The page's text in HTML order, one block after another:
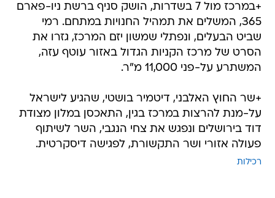
+במרכז מול 7 בשדרות, הושק סניף ברשת ניו-פארם
365, המשלים את תמהיל החנויות במתחם. רמי
שביט הבעלים, ונפתלי שמשון יזם המרכז, גזרו את
הסרט של מרכז הקניות הגדול באזור עוטף עזה,
המשתרע על-פני 11,000 מ"ר.
+שר החוץ האלבני, דיטמיר בושטי, שהגיע לישראל
על-מנת להרצות במרכז בגין, התאכסן במלון מצודת
דוד בירושלים ונפגש את צחי הנגבי, השר לשיתוף
פעולה אזורי ושר התקשורת, לפגישה דיסקרטית.
רכילות